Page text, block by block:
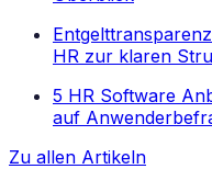
HR zur klaren
5 HR Software
auf
Zu allen Artikeln